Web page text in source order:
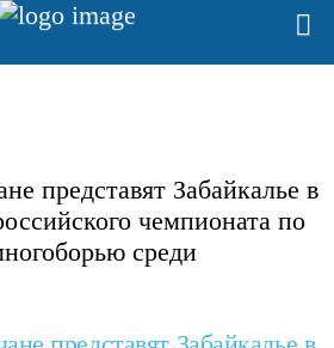
представят Забайкалье в
чемпионата по
среди